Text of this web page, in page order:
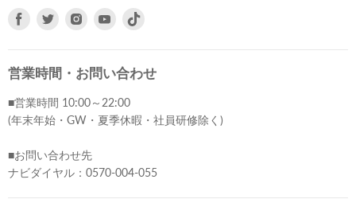
Facebook
つ
て
く
さ
い
Twitter
つ
て
く
さ
い
Instagram
つ
て
く
さ
い
Youtube
つ
て
く
い
営業時間・お問い合わせ
■営業時間 10:00～22:00
(年末年始・GW・夏季休暇・社員研修除く)
■お問い合わせ先
ナビダイヤル：0570-004-055